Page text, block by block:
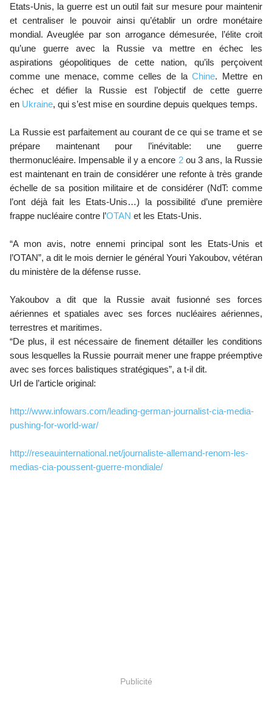
Etats-Unis, la guerre est un outil fait sur mesure pour maintenir
et centraliser le pouvoir ainsi qu’établir un ordre monétaire
mondial. Aveuglée par son arrogance démesurée, l’élite croit
qu’une guerre avec la Russie va mettre en échec les
aspirations géopolitiques de cette nation, qu’ils perçoivent
comme une menace, comme celles de laChine. Mettre en
échec et défier la Russie est l’objectif de cette guerre
en Ukraine, qui s’est mise en sourdine depuis quelques temps.
La Russie est parfaitement au courant de ce qui se trame et se
prépare maintenant pour l’inévitable: une guerre
thermonucléaire. Impensable il y a encore 2ou 3 ans, la Russie
est maintenant en train de considérer une refonte à très grande
échelle de sa position militaire et de considérer (NdT: comme
l’ont déjà fait les Etats-Unis…) la possibilité d’une première
frappe nucléaire contre l’OTAN et les Etats-Unis.
“A mon avis, notre ennemi principal sont les Etats-Unis et
l’OTAN”, a dit le mois dernier le général Youri Yakoubov, vétéran
du ministère de la défense russe.
Yakoubov a dit que la Russie avait fusionné ses forces
aériennes et spatiales avec ses forces nucléaires aériennes,
terrestres et maritimes.
“De plus, il est nécessaire de finement détailler les conditions
sous lesquelles la Russie pourrait mener une frappe préemptive
avec ses forces balistiques stratégiques”, a t-il dit.
Url de l’article original:
http://www.infowars.com/leading-german-journalist-cia-media-
pushing-for-world-war/
http://reseauinternational.net/journaliste-allemand-renom-les-
medias-cia-poussent-guerre-mondiale/
Publicité